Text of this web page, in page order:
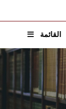
القائمة